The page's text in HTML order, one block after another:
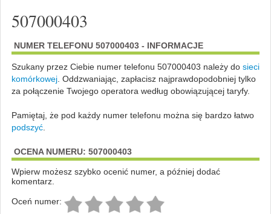
507000403
NUMER TELEFONU 507000403 - INFORMACJE
Szukany przez Ciebie numer telefonu 507000403 należy do sieci
komórkowej. Oddzwaniając, zapłacisz najprawdopodobniej tylko
za połączenie Twojego operatora według obowiązującej taryfy.
Pamiętaj, że pod każdy numer telefonu można się bardzo łatwo
podszyć.
OCENA NUMERU: 507000403
Wpierw możesz szybko ocenić numer, a później dodać
komentarz.
Oceń numer: